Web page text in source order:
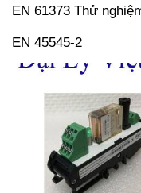
EN 61373 Thử
EN 45545-2